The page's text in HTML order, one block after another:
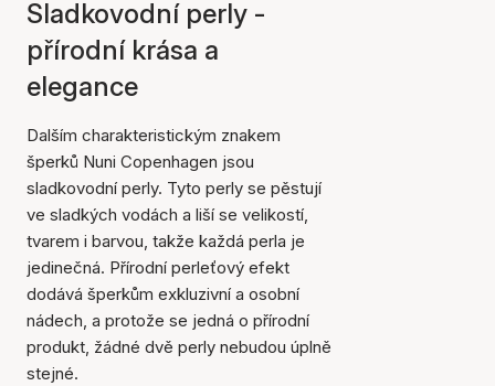
Sladkovodní perly -
přírodní krása a
elegance
Dalším charakteristickým znakem
šperků Nuni Copenhagen jsou
sladkovodní perly. Tyto perly se pěstují
ve sladkých vodách a liší se velikostí,
tvarem i barvou, takže každá perla je
jedinečná. Přírodní perleťový efekt
dodává šperkům exkluzivní a osobní
nádech, a protože se jedná o přírodní
produkt, žádné dvě perly nebudou úplně
stejné.